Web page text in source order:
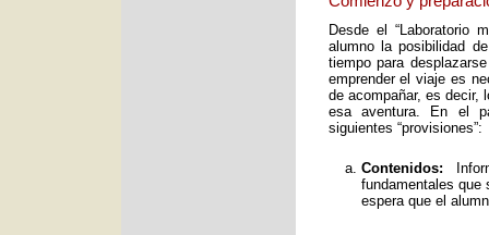
Desde el “Laboratorio
alumno la posibilidad
tiempo para
emprender el viaje es
de acompañar, es decir,
esa aventura. En el
siguientes “provisiones”:
Contenidos:
fundamentales que
espera que el